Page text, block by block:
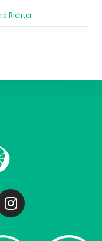
Richter